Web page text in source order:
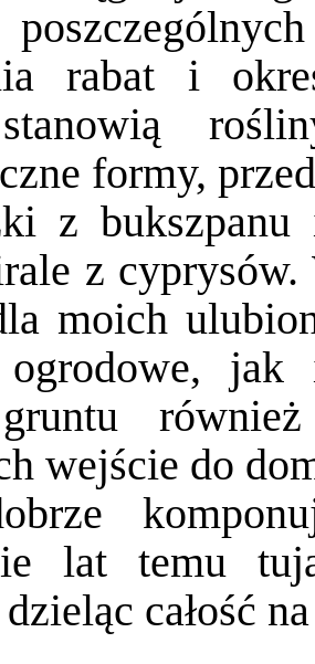
rabat i
formy,
z
z
moich
ogrodowe,
wejście do
lat temu
całość